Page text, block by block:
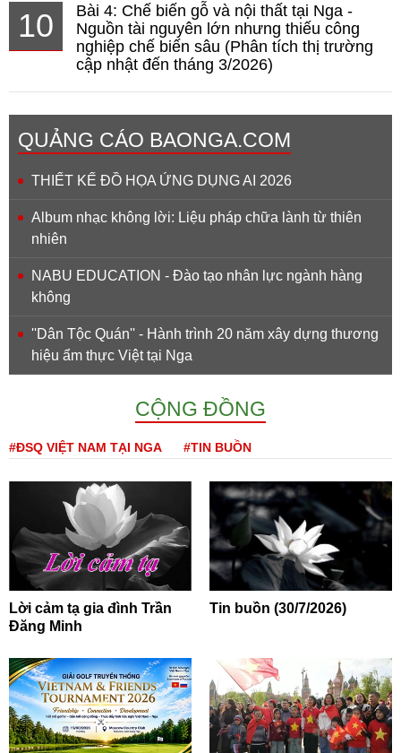
10
Bài 4: Chế biến gỗ và nội thất tại Nga -
Nguồn tài nguyên lớn nhưng thiếu công
nghiệp chế biến sâu (Phân tích thị trường
cập nhật đến tháng 3/2026)
QUẢNG CÁO BAONGA.COM
THIẾT KẾ ĐỒ HỌA ỨNG DỤNG AI 2026
Album nhạc không lời: Liệu pháp chữa lành từ thiên
nhiên
NABU EDUCATION - Đào tạo nhân lực ngành hàng
không
''Dân Tộc Quán'' - Hành trình 20 năm xây dựng thương
hiệu ẩm thực Việt tại Nga
CỘNG ĐỒNG
#ĐSQ VIỆT NAM TẠI NGA #TIN BUỒN
Lời cảm tạ gia đình Trần
Đăng Minh
Tin buồn (30/7/2026)